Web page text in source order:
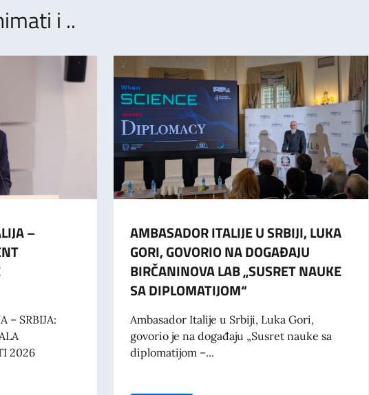
i ..
–
– SRBIJA:
2026
AMBASADOR ITALIJE U SRBIJI, LUKA
GORI, GOVORIO NA DOGAĐAJU
BIRČANINOVA LAB „SUSRET NAUKE
SA DIPLOMATIJOM“
Ambasador Italije u Srbiji, Luka Gori,
govorio je na događaju „Susret nauke sa
diplomatijom –...